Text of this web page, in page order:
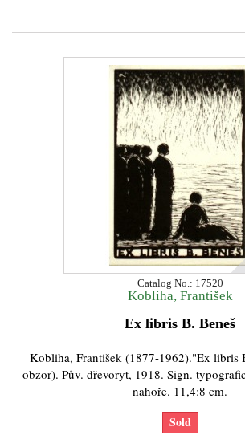
Catalog No.: 17520
Kobliha, František
Ex libris B. Beneš
Kobliha, František (1877-1962)."Ex libris
obzor). Pův. dřevoryt, 1918. Sign.
nahoře. 11,4:8 cm.
Sold